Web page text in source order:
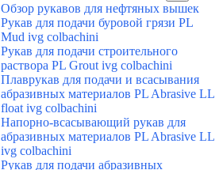
Обзор рукавов для нефтяных вышек
Рукав для подачи буровой грязи PL
Mud ivg colbachini
Рукав для подачи строительного
раствора PL Grout ivg colbachini
Плаврукав для подачи и всасывания
абразивных материалов PL Abrasive LL
float ivg colbachini
Напорно-всасывающий рукав для
абразивных материалов PL Abrasive LL
ivg colbachini
Рукав для подачи абразивных